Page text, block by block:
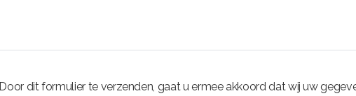
Door dit formulier te verzenden, gaat u ermee akkoord dat wij uw